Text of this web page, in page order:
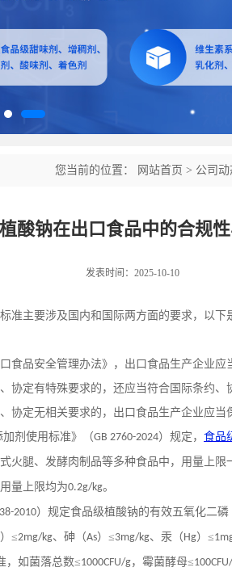
您当前的位置： 网站首页 > 公司动
酸钠在出口食品中的合规
发表时间：2025-10-10
准主要涉及国内和国际两方面的要求，以下
食品安全管理办法》，出口食品生产企业
协定有特殊要求的，还应当符合国际条约
协定无相关要求的，出口食品生产企业应当
加剂使用标准》（GB 2760-2024）规定， 食品
火腿、发酵肉制品等多种食品中，用量上限
量 上限均为0.2g/kg。
2010）规定食品级植酸钠的有效五氧化二磷
）≤2mg/kg、砷（As）≤3mg/kg、汞（Hg）≤
，如菌落总数≤1000CFU/g，霉菌酵母≤